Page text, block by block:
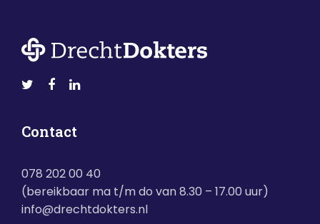
Contact
078 202 00 40
(bereikbaar ma t/m do van 8.30 – 17.00 uur)
info@drechtdokters.nl